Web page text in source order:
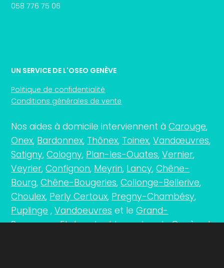
058 776 75 06
UN SERVICE DE L'OSEO GENÈVE
Politique de confidentialité
Conditions générales de vente
Nos aides à domicile interviennent àCarouge,
Onex, Bardonnex, Thônex, Toinex,Vandœuvres,
Satigny,Cologny, Plan-les-Ouates,Vernier,
Veyrier,Confignon, Meyrin, Lancy,Chêne-
Bourg,Chêne-Bougeries,Collonge-Bellerive,
Choulex, Perly Certoux, Pregny-Chambésy,
Puplinge ,Vandoeuvres et leGrand-
Saconnex… Et dans tout le canton deGenève!